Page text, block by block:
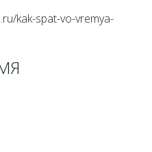
kak-spat-vo-vremya-